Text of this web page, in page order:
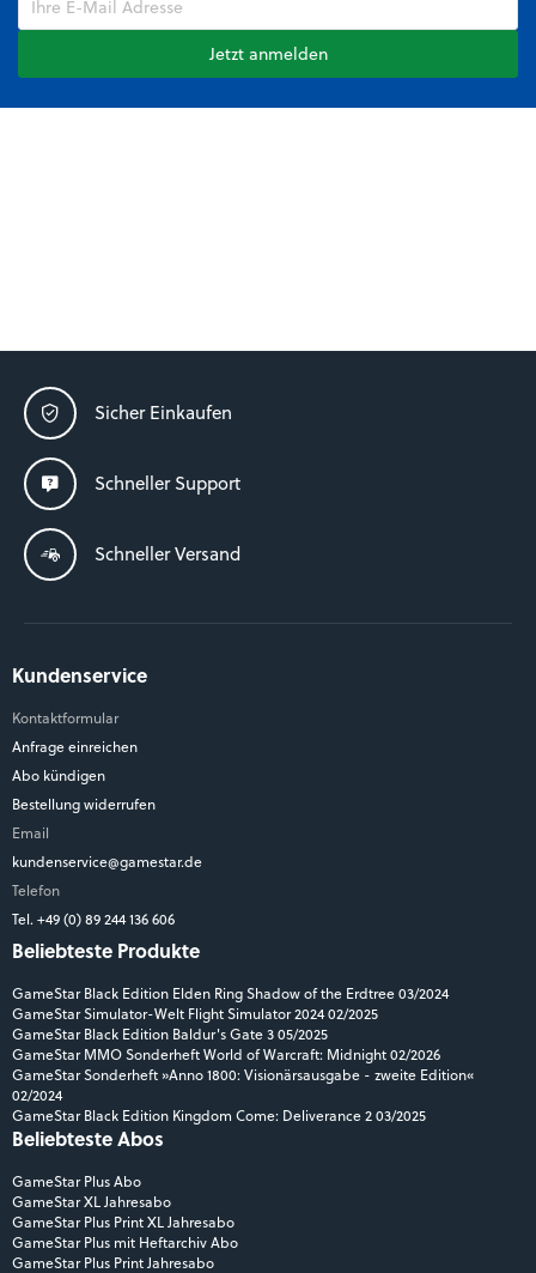
Jetzt anmelden
Sicher Einkaufen
Schneller Support
Schneller Versand
Kundenservice
Kontaktformular
Anfrage einreichen
Abo kündigen
Bestellung widerrufen
Email
kundenservice@gamestar.de
Telefon
Tel. +49 (0) 89 244 136 606
Beliebteste Produkte
GameStar Black Edition Elden Ring Shadow of the Erdtree 03/2024
GameStar Simulator-Welt Flight Simulator 2024 02/2025
GameStar Black Edition Baldur's Gate 3 05/2025
GameStar MMO Sonderheft World of Warcraft: Midnight 02/2026
GameStar Sonderheft »Anno 1800: Visionärsausgabe - zweite Edition«
02/2024
GameStar Black Edition Kingdom Come: Deliverance 2 03/2025
Beliebteste Abos
GameStar Plus Abo
GameStar XL Jahresabo
GameStar Plus Print XL Jahresabo
GameStar Plus mit Heftarchiv Abo
GameStar Plus Print Jahresabo